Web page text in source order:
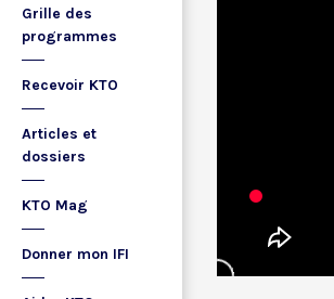
Grille des
programmes
Recevoir KTO
Articles et
dossiers
KTO Mag
Donner mon IFI